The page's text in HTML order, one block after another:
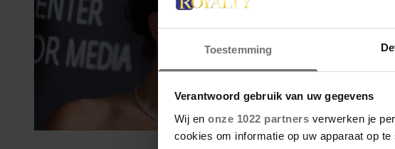
Toestemming
Verantwoord gebruik van uw gegevens
Wij en onze 1022 partners verwerken je
cookies om informatie op uw apparaat op